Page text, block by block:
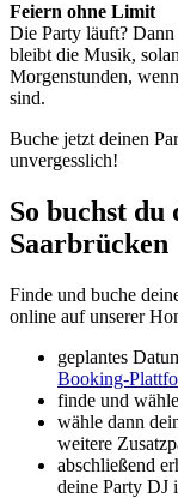
Feiern ohne Limit
Die Party läuft?
bleibt die Musik,
Morgenstunden,
sind.
Buche jetzt deinen
unvergesslich!
So buchst
Saarbrücken
Finde und buche
online auf unserer
geplantes
Booking-
finde und
wähle dann
weitere
abschließend
deine Party DJ